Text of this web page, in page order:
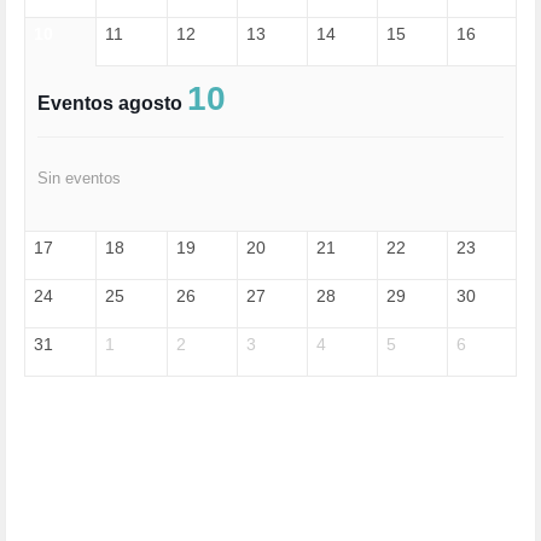
FASCISMO (57)
FEMINISMO (504)
FILOSOFÍA (6)
GENOCIDIO (1)
HUMOR (1)
IA (1)
INMIGRACIÓN (146)
11 12 13 14 15 16
Eventos agosto 10
Sin eventos
17 18 19 20 21 22 23
24 25 26 27 28 29 30
31 1 2 3 4 5 6